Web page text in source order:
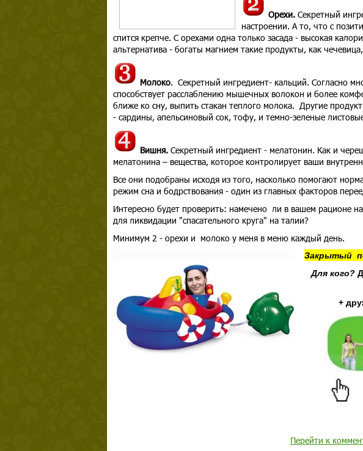
Орехи.Секретный ингр
настроении. А то, что с
спится крепче. С орехами одна только засада - высокая
альтернатива - богаты магнием такие продукты, как
Молоко. Секретный ингредиент- кальций. Согласно
способствует расслаблению мышечных волокон и более
ближе ко сну, выпить стакан теплого молока. Другие
- сардины, апельсиновый сок, тофу, и темно-зеленые
Вишня. Секретный ингредиент - мелатонин. Как и
мелатонина – вещества, которое контролирует ваши
Все они подобраны исходя из того, насколько помогают
режим сна и бодрствования - один из главных факторов
Интересно будет проверить: намечено ли в вашем рационе
для ликвидации "спасательного круга" на талии?
Минимум 2 - орехи и молоко у меня в меню каждый день.
Закрытый
Для кого?
+
Перейти к